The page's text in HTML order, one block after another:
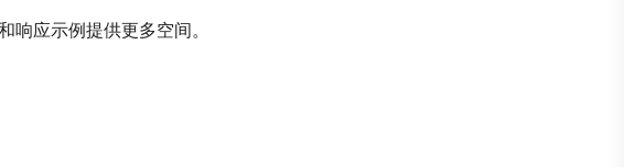
响应示例提供更多空间。